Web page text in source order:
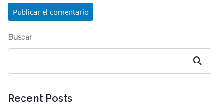
Buscar
Buscar
Recent Posts